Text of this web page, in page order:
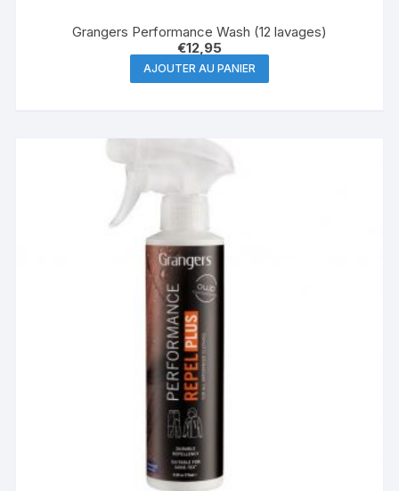
Grangers Performance Wash (12 lavages)
€12,95
AJOUTER AU PANIER